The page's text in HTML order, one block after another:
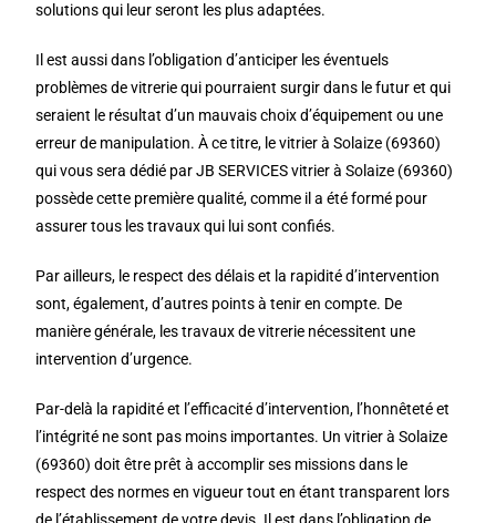
solutions qui leur seront les plus adaptées.
Il est aussi dans l’obligation d’anticiper les éventuels
problèmes de vitrerie qui pourraient surgir dans le futur et qui
seraient le résultat d’un mauvais choix d’équipement ou une
erreur de manipulation. À ce titre, le vitrier à Solaize (69360)
qui vous sera dédié par JB SERVICES vitrier à Solaize (69360)
possède cette première qualité, comme il a été formé pour
assurer tous les travaux qui lui sont confiés.
Par ailleurs, le respect des délais et la rapidité d’intervention
sont, également, d’autres points à tenir en compte. De
manière générale, les travaux de vitrerie nécessitent une
intervention d’urgence.
Par-delà la rapidité et l’efficacité d’intervention, l’honnêteté et
l’intégrité ne sont pas moins importantes. Un vitrier à Solaize
(69360) doit être prêt à accomplir ses missions dans le
respect des normes en vigueur tout en étant transparent lors